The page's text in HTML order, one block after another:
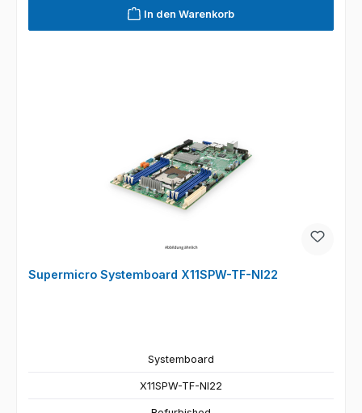
In den Warenkorb
Supermicro Systemboard X11SPW-TF-NI22
Systemboard
X11SPW-TF-NI22